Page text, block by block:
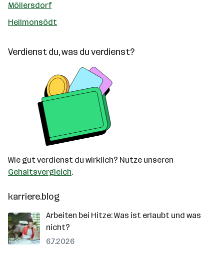
Möllersdorf
Hellmonsödt
Verdienst du, was du verdienst?
Wie gut verdienst du wirklich? Nutze unseren
Gehaltsvergleich.
karriere.blog
Arbeiten bei Hitze: Was ist erlaubt und was
nicht?
6.7.2026